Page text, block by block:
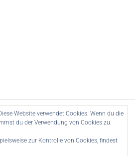
Ui/UX Website-Design und Entwicklung
Website verwendet Cookies. Wenn du die
du der Verwendung von Cookies zu.
zur Kontrolle von Cookies, findest